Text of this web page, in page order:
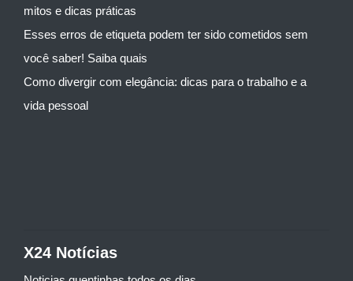
mitos e dicas práticas
Esses erros de etiqueta podem ter sido cometidos sem
você saber! Saiba quais
Como divergir com elegância: dicas para o trabalho e a
vida pessoal
X24 Notícias